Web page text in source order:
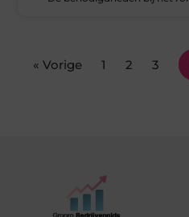
« Vorige 1 2 3